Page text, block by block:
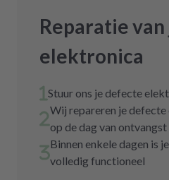
Reparatie van
elektronica
Stuur ons je defecte
Wij repareren je
op de dag van ontvangst
Binnen enkele dagen is
volledig functioneel